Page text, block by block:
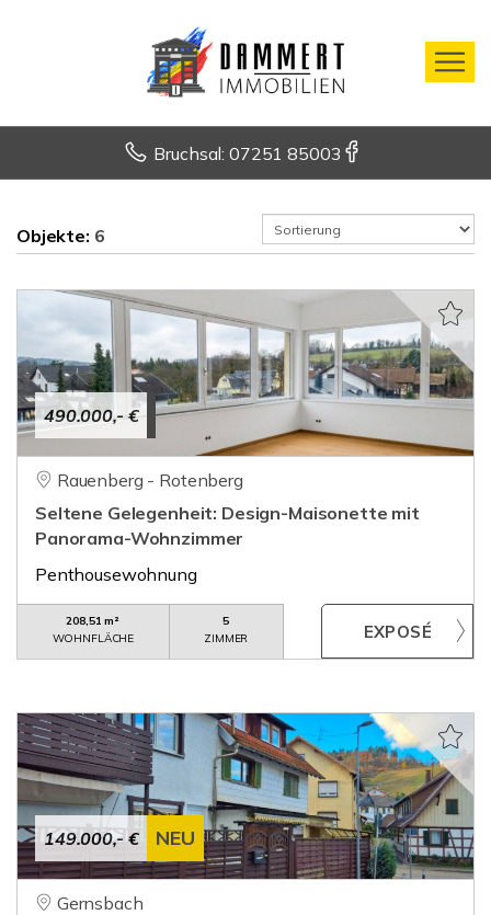
Bruchsal: 07251 85003
Objekte: 6
490.000,- €
Rauenberg - Rotenberg
Seltene Gelegenheit: Design-Maisonette mit
Panorama-Wohnzimmer
Penthousewohnung
208,51 m²
WOHNFLÄCHE
5
ZIMMER
149.000,- € NEU
Gernsbach